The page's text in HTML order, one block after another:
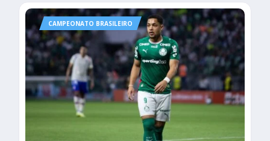
CAMPEONATO BRASILEIRO